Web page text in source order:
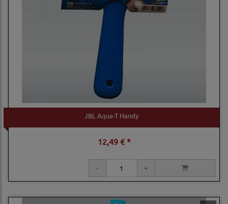
JBL Aqua-T Handy
12,49 € *